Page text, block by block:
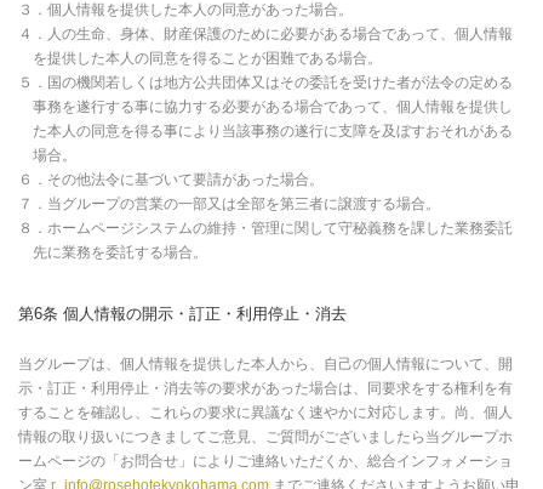
３．個人情報を提供した本人の同意があった場合。
４．人の生命、身体、財産保護のために必要がある場合であって、個人情報
を提供した本人の同意を得ることが困難である場合。
５．国の機関若しくは地方公共団体又はその委託を受けた者が法令の定める
事務を遂行する事に協力する必要がある場合であって、個人情報を提供し
た本人の同意を得る事により当該事務の遂行に支障を及ぼすおそれがある
場合。
６．その他法令に基づいて要請があった場合。
７．当グループの営業の一部又は全部を第三者に譲渡する場合。
８．ホームページシステムの維持・管理に関して守秘義務を課した業務委託
先に業務を委託する場合。
第6条 個人情報の開示・訂正・利用停止・消去
当グループは、個人情報を提供した本人から、自己の個人情報について、開
示・訂正・利用停止・消去等の要求があった場合は、同要求をする権利を有
することを確認し、これらの要求に異議なく速やかに対応します。尚、個人
情報の取り扱いにつきましてご意見、ご質問がございましたら当グループホ
ームページの「お問合せ」によりご連絡いただくか、総合インフォメーショ
ン室 r_info@rosehotekyokohama.com までご連絡くださいますようお願い申